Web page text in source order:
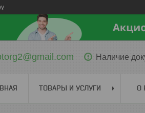
Наличие
ТОВАРЫ И УСЛУГИ О